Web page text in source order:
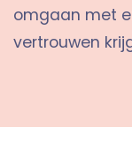
omgaan met
vertrouwen